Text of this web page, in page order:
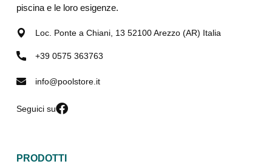
piscina e le loro esigenze.
Loc. Ponte a Chiani, 13 52100 Arezzo (AR) Italia
+39 0575 363763
info@poolstore.it
Seguici su
PRODOTTI